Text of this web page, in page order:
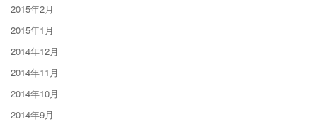
2015年2月
2015年1月
2014年12月
2014年11月
2014年10月
2014年9月